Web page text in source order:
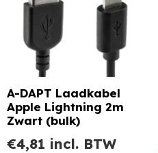
A-DAPT Laadkabel
Apple Lightning 2m
Zwart (bulk)
€4,81 incl. BTW